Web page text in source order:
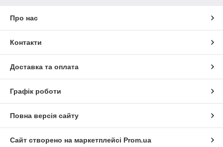
Про нас
Контакти
Доставка та оплата
Графік роботи
Повна версія сайту
Сайт створено на маркетплейсі Prom.ua